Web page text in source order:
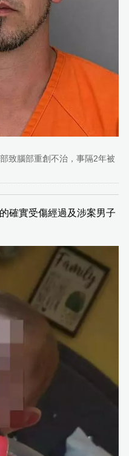
致腦部重創不治，事隔2年被
確實受傷經過及涉案男子